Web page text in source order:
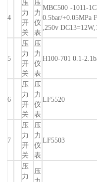
4
压
力
开
关
压
力
仪
表
MBC500 -1011-
0.5bar/+0.05MPa
,250v
5
压
力
开
关
压
力
仪
表
H100-701 0.1-
6
压
力
开
关
压
力
仪
表
LF5520
7
压
力
开
关
压
力
仪
表
LF5503
压
力
压